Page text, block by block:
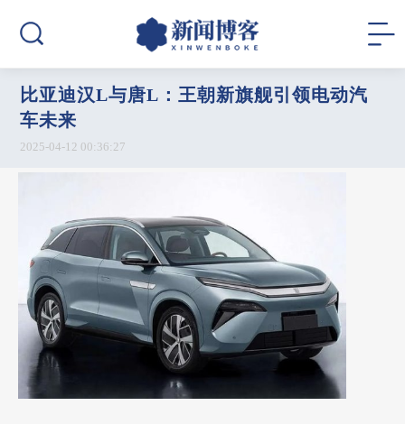
比亚迪汉L与唐L：王朝新旗舰引领电动汽
车未来
2025-04-12 00:36:27